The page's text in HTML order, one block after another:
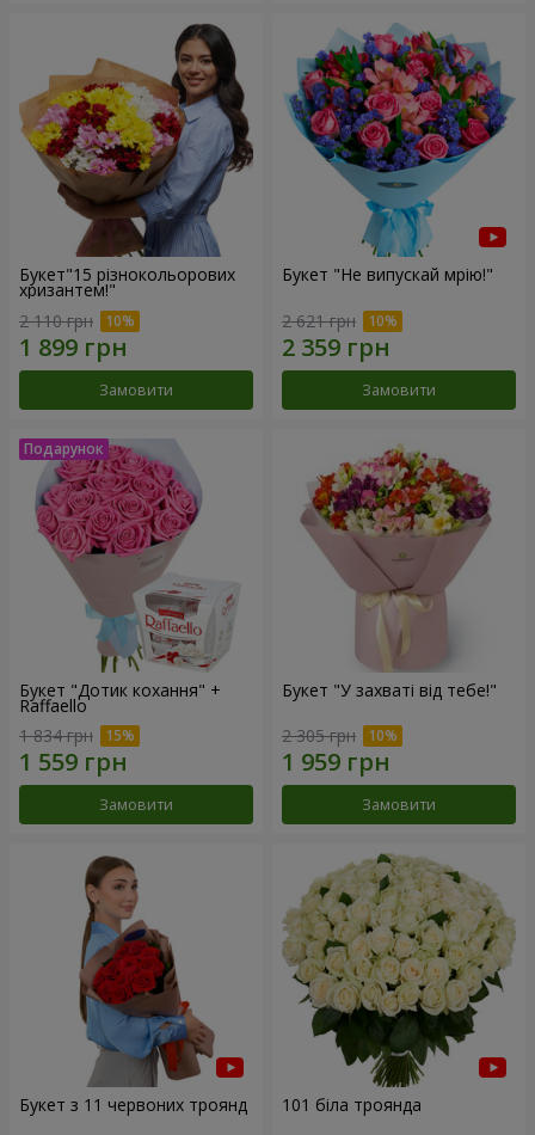
Букет"15 різнокольорових
хризантем!"
2 110 грн
Замовити
Букет "Не випускай мрію!"
2 621 грн
Замовити
Букет "Дотик кохання" +
Raffaello
1 834 грн
Замовити
Букет "У захваті від тебе!"
2 305 грн
Замовити
Букет з 11 червоних троянд 101 біла троянда